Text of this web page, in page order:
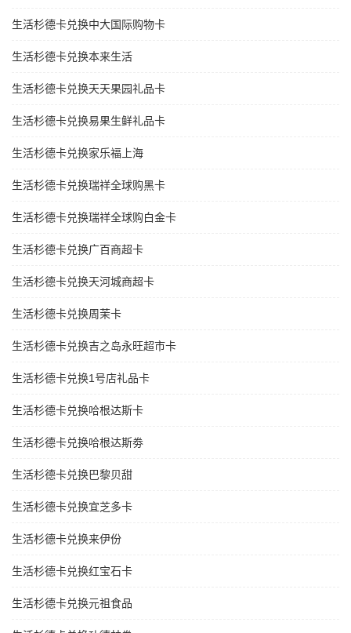
生活杉德卡兑换中大国际购物卡
生活杉德卡兑换本来生活
生活杉德卡兑换天天果园礼品卡
生活杉德卡兑换易果生鲜礼品卡
生活杉德卡兑换家乐福上海
生活杉德卡兑换瑞祥全球购黑卡
生活杉德卡兑换瑞祥全球购白金卡
生活杉德卡兑换广百商超卡
生活杉德卡兑换天河城商超卡
生活杉德卡兑换周茉卡
生活杉德卡兑换吉之岛永旺超市卡
生活杉德卡兑换1号店礼品卡
生活杉德卡兑换哈根达斯卡
生活杉德卡兑换哈根达斯劵
生活杉德卡兑换巴黎贝甜
生活杉德卡兑换宜芝多卡
生活杉德卡兑换来伊份
生活杉德卡兑换红宝石卡
生活杉德卡兑换元祖食品